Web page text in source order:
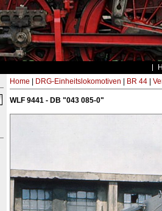
Home DRG-Einheitslokomotiven BR 44|
WLF 9441 - DB "043 085-0"